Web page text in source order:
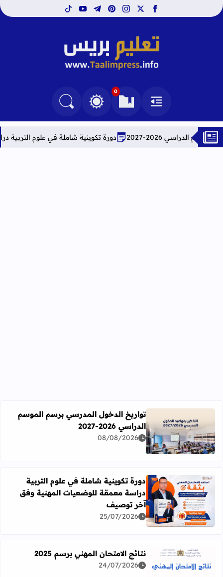
facebook
x
instagram
pinterest
telegram
youtube
tiktok
تعليم بريس TaalimPress
القائمة
0
العلامات المرجعيةالتغيير بين الوضع النهاري والداكن
البحث في المدونة
2026-2027 دورة تكوينية شاملة في علوم التربية دراسة
اقرأ المزيد عن تواريخ الدخول المدرسي برسم الموسم الدراسي 2026-
تواريخ الدخول المدرسي برسم الموسم
الدراسي 2026-2027
08/08/2026
اقرأ المزيد عن دورة تكوينية شاملة في علوم التربية
دورة تكوينية شاملة في علوم التربية
دراسة معمقة للوضعيات المهنية وفق
آخر توصيف
25/07/2026
اقرأ المزيد عن نتائج الامتحان المهني برسم 2025
نتائج الامتحان المهني برسم 2025
24/07/2026